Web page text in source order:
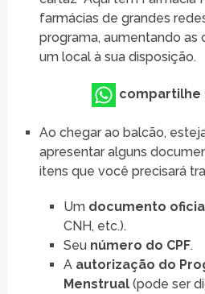
farmácias de grandes
programa, aumentando as
um local à sua disposição.
compartilhe
Ao chegar ao balcão,
apresentar alguns
itens que você precisará
Um documento
CNH, etc.).
Seu número do CPF.
A autorização do
Menstrual (pode ser